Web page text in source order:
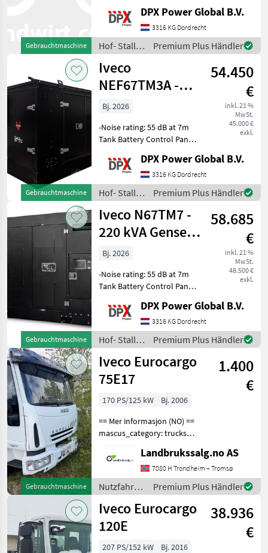
Gebrauchtmaschine
Canopy Hof- Stall- und
Weidetechnik
Stromgeneratoren
DPX Power Global B.V.
3316 KG Dordrecht
Hof- Stall-
und
Weidetechnik
/ Iveco
Premium Plus Händler
Gebrauchtmaschine
Iveco
NEF67TM3A -
187 kVA Genset
Supersilent-
DPX-2103
54.450
€
inkl. 21 %
MwSt.
45.000 €
exkl.
Bj. 2026
-Noise rating: 55 dB at 7m
Tank Battery Control Panel
Canopy Hof- Stall- und
Weidetechnik
Stromgeneratoren
DPX Power Global B.V.
3316 KG Dordrecht
Hof- Stall-
und
Weidetechnik
/ Iveco
Premium Plus Händler
Gebrauchtmaschine
Iveco N67TM7 -
220 kVA Genset
Supersilent -
DPX-21032
58.685
€
inkl. 21 %
MwSt.
48.500 €
exkl.
Bj. 2026
-Noise rating: 55 dB at 7m
Tank Battery Control Panel
Canopy - Stage V version
available: Deutz TCD7.8 -
Genset 220 kVA St5
SuperSilent-
DPX Power Global B.V.
3316 KG Dordrecht
Hof- Stall-
und
Weidetechnik
/ Iveco
Premium Plus Händler
Gebrauchtmaschine
Iveco Eurocargo
75E17
1.400
€
170 PS/125 kW
Bj. 2006
== Mer informasjon (NO) ==
mascus_category: trucks
number upon request: 9198
en.landbrukssalg.no/9198
for more images
Specifications
Landbrukssalg.no AS
7080 H Trondheim – Tromsø
Nutzfahrzeuge
/ Iveco
Premium Plus Händler
Iveco Eurocargo
120E
38.936
€
207 PS/152 kW
Bj. 2016